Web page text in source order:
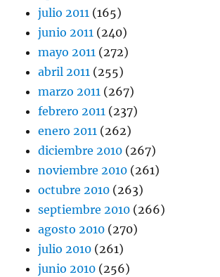
julio 2011 (165)
junio 2011 (240)
mayo 2011 (272)
abril 2011 (255)
marzo 2011 (267)
febrero 2011 (237)
enero 2011 (262)
diciembre 2010 (267)
noviembre 2010 (261)
octubre 2010 (263)
septiembre 2010 (266)
agosto 2010 (270)
julio 2010 (261)
junio 2010 (256)